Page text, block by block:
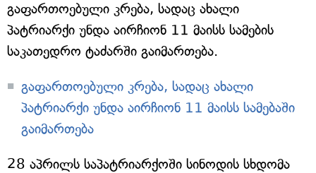
გაფართოებული კრება, სადაც ახალი
პატრიარქი უნდა აირჩიონ 11 მაისს სამების
საკათედრო ტაძარში გაიმართება.
გაფართოებული კრება, სადაც ახალი
პატრიარქი უნდა აირჩიონ 11 მაისს სამებაში
გაიმართება
28 აპრილს საპატრიარქოში სინოდის სხდომა